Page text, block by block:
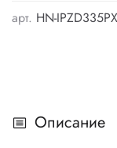
арт. HN-
Описание